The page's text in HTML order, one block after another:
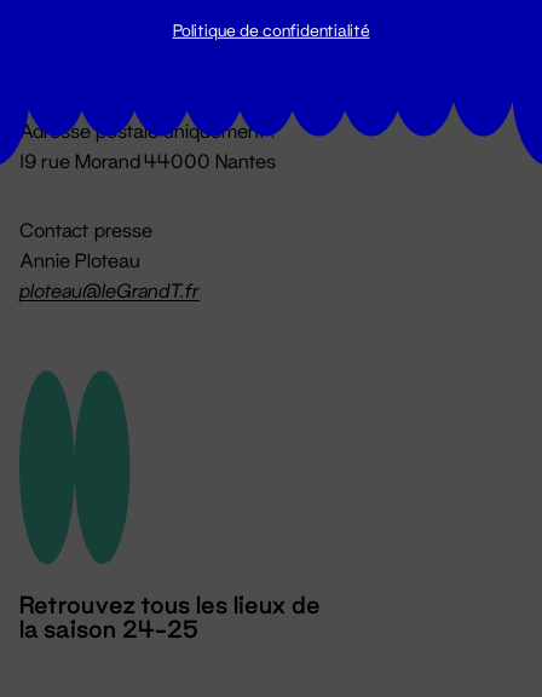
Du lundi au vendredi 14h → 18h
Adresse postale uniquement :
19 rue Morand 44000 Nantes
Contact presse
Annie Ploteau
ploteau@leGrandT.fr
Retrouvez tous les lieux de
la saison 24-25
Politique de confidentialité